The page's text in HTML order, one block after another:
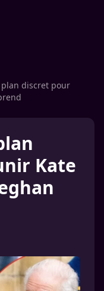
discret pour
Kate